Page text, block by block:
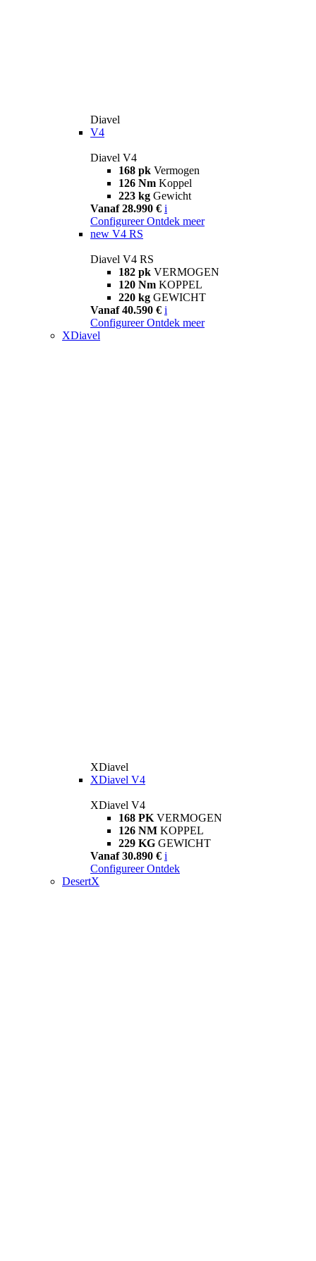
Diavel
V4
Diavel V4
168 pk Vermogen
126 Nm Koppel
223 kg Gewicht
Vanaf 28.990 € i
Configureer Ontdek meer
new V4 RS
Diavel V4 RS
182 pk VERMOGEN
120 Nm KOPPEL
220 kg GEWICHT
Vanaf 40.590 € i
Configureer Ontdek meer
XDiavel
XDiavel
XDiavel V4
XDiavel V4
168 PK VERMOGEN
126 NM KOPPEL
229 KG GEWICHT
Vanaf 30.890 € i
Configureer Ontdek
DesertX